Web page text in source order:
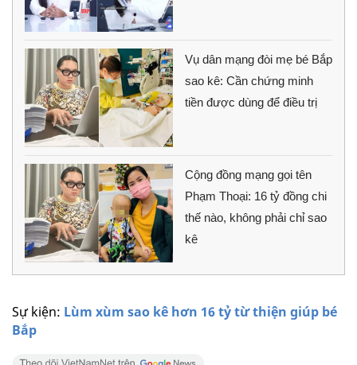
Sự kiện: Lùm xùm sao kê hơn 16 tỷ từ thiện giúp bé
Bắp
Vụ dân mạng đòi mẹ bé Bắp
sao kê: Cần chứng minh
tiền được dùng để điều trị
Cộng đồng mạng gọi tên
Phạm Thoại: 16 tỷ đồng chi
thế nào, không phải chỉ sao
kê